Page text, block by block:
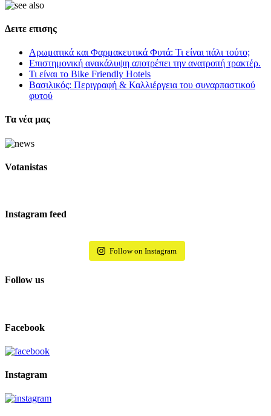
Δειτε επισης
Αρωματικά και Φαρμακευτικά Φυτά: Τι είναι πάλι τούτο;
Επιστημονική ανακάλυψη αποτρέπει την ανατροπή τρακτέρ.
Τι είναι το Bike Friendly Hotels
Βασιλικός: Περιγραφή & Καλλιέργεια του συναρπαστικού
φυτού
Τα νέα μας
Votanistas
Instagram feed
Follow on Instagram
Follow us
Facebook
Instagram